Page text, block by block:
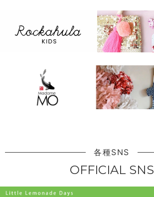
各種SNS
OFFICIAL SNS